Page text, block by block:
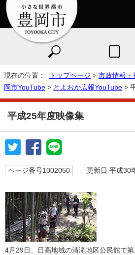
現在の位置： トップページ > 市政情報・
岡市YouTube > とよおか広報YouTube >
平成25年度映像集
ページ番号1002050 更新日 平成30
4月29日、日高地域の清滝地区公民館で